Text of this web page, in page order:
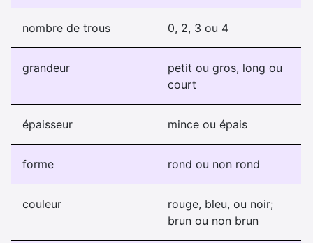
nombre de trous 0, 2, 3 ou 4
grandeur
petit ou gros, long ou
court
épaisseur mince ou épais
forme rond ou non rond
couleur
rouge, bleu, ou noir;
brun ou non brun